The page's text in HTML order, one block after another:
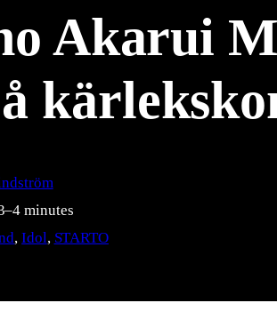
Akarui
minutes
, Idol, STARTO